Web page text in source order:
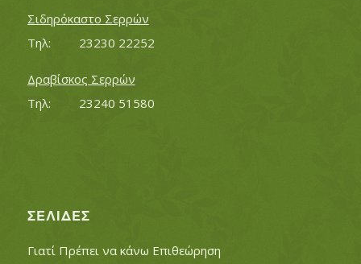
Σιδηρόκαστο Σερρών
Τηλ:		23230 22252
Δραβίσκος Σερρών
Τηλ:		23240 51580
ΣΕΛΊΔΕΣ
Γιατί Πρέπει να κάνω Επιθεώρηση